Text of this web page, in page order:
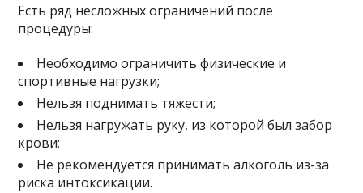
Есть ряд несложных ограничений после
процедуры:
Необходимо ограничить физические и
спортивные нагрузки;
Нельзя поднимать тяжести;
Нельзя нагружать руку, из которой был забор
крови;
Не рекомендуется принимать алкоголь из-за
риска интоксикации.